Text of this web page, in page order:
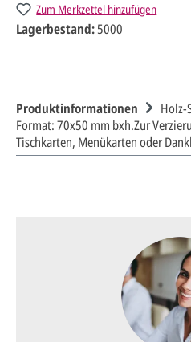
Zum Merkzettel hinzufügen
Lagerbestand:5000
Produktinformationen
Holz-
Format: 70x50 mm bxh.Zur
Tischkarten, Menükarten oder